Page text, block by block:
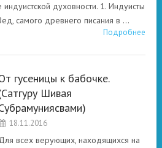
духовности. 1. Индуисты
самого древнего писания в …
Подробнее
гусеницы к бабочке.
Шивая
18.11.2016
всех верующих, находящихся на